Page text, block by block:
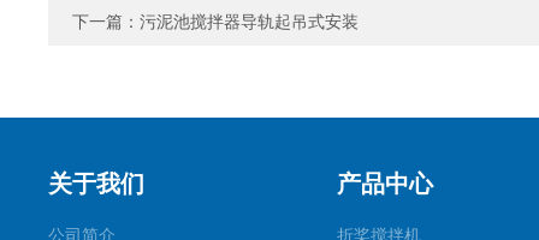
下一篇： 污泥池搅拌器导轨起吊式安装
关于我们
公司简介
产品中心
折桨搅拌机